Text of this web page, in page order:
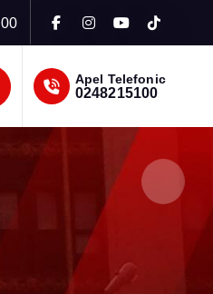
Apel Telefonic
0248215100